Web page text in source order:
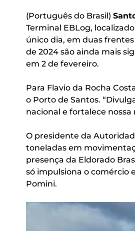
(Português do Brasil)
Terminal EBLog,
único dia, em duas
de 2024 são ainda mais
em 2 de fevereiro.
Para Flavio da Rocha
o Porto de Santos.
nacional e fortalece nossa
O presidente da
toneladas em
presença da Eldorado
só impulsiona o comércio
Pomini.